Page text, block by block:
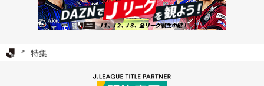
Ｊリーグ TOP
特集